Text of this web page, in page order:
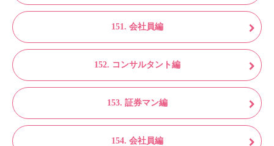
151. 会社員編
152. コンサルタント編
153. 証券マン編
154. 会社員編